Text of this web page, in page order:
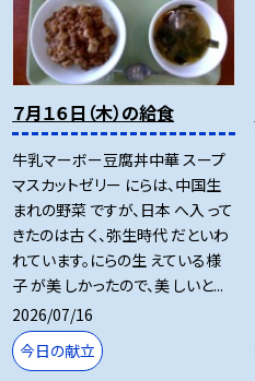
７月１６日（木）の給食
牛乳マーボー豆腐丼中華 スープ
マスカットゼリー にらは、中国生
まれの野菜 ですが、日本 へ入 って
きたのは古 く、弥生時代 だといわ
れています。にらの生 えている様
子 が美 しかったので、美 しいと...
2026/07/16
今日の献立